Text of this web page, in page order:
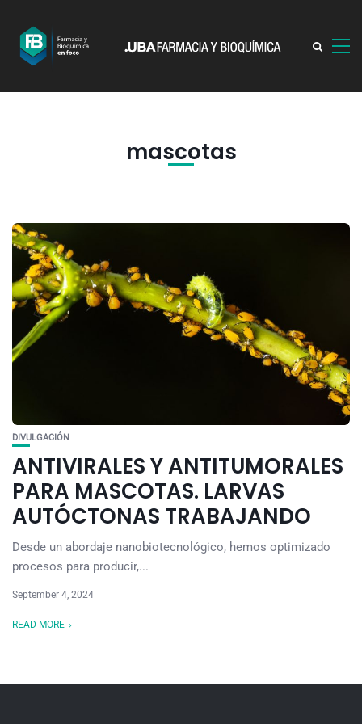
mascotas
DIVULGACIÓN
ANTIVIRALES Y ANTITUMORALES
PARA MASCOTAS. LARVAS
AUTÓCTONAS TRABAJANDO
Desde un abordaje nanobiotecnológico, hemos optimizado
procesos para producir,...
September 4, 2024
READ MORE